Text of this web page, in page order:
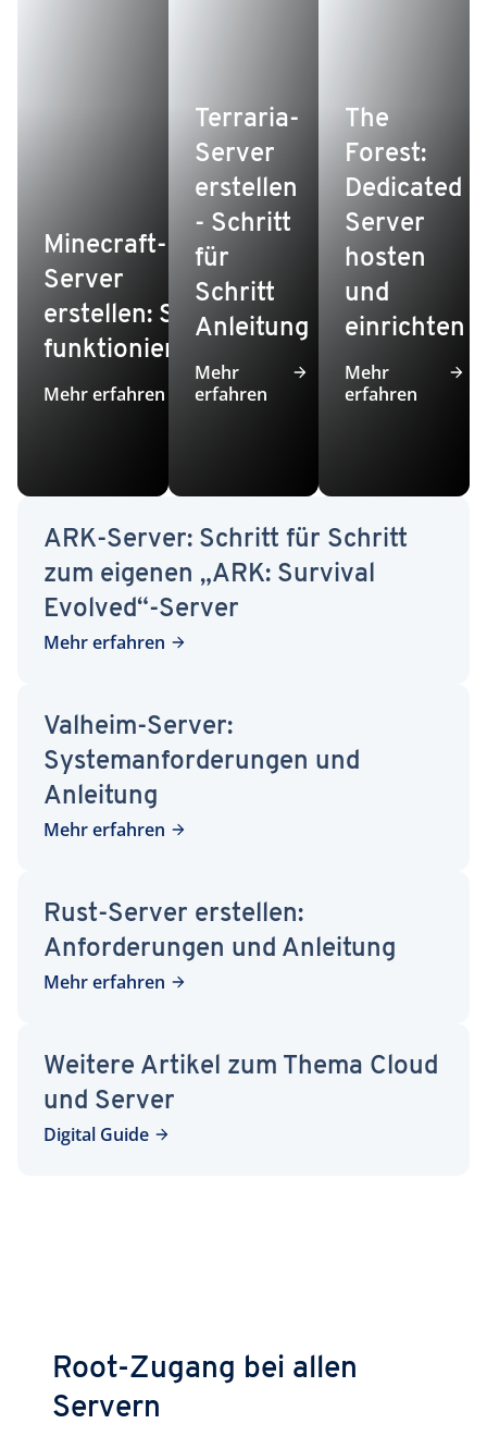
Minecraft-
Server
erstellen: So
funktioniert’s
Mehr erfahren
Terraria-
Server
erstellen
- Schritt
für
Schritt
Anleitung
Mehr
erfahren
The
Forest:
Dedicated
Server
hosten
und
einrichten
Mehr
erfahren
ARK-Server: Schritt für Schritt
zum eigenen „ARK: Survival
Evolved“-Server
Mehr erfahren
Valheim-Server:
Systemanforderungen und
Anleitung
Mehr erfahren
Rust-Server erstellen:
Anforderungen und Anleitung
Mehr erfahren
Weitere Artikel zum Thema Cloud
und Server
Digital Guide
Root-Zugang bei allen
Servern